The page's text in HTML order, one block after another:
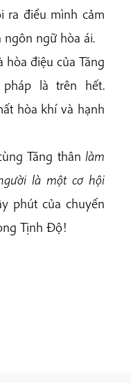
ra điều mình cảm
ngữ hòa ái.
điệu của Tăng
là trên hết.
hòa khí và hạnh
Tăng thân làm
là một cơ hội
phút của chuyến
Tịnh Độ!